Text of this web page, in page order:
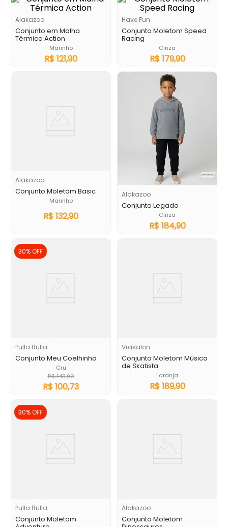
Alakazoo
Conjunto em Malha
Térmica Action
Marinho
R$ 121,90
Have Fun
Conjunto Moletom Speed
Racing
Cinza
R$ 179,90
Alakazoo
Conjunto Moletom Basic
Marinho
R$ 132,90
Alakazoo
Conjunto Legado
Cinza
R$ 184,90
30%OFF
Pulla Bulla
Conjunto Meu Coelhinho
Cru
R$143,90
R$ 100,73
Vrasalon
Conjunto Moletom Música
de Skatista
Laranja
R$ 189,90
30%OFF
Pulla Bulla
Conjunto Moletom
Alakazoo
Conjunto Moletom